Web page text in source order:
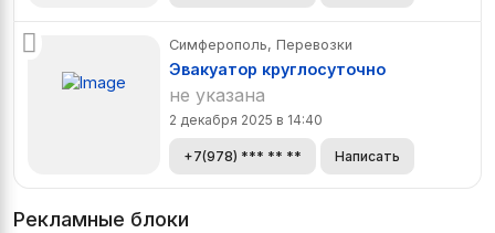
Симферополь, Перевозки
Эвакуатор круглосуточно
не указана
2 декабря 2025 в 14:40
+7(978) *** ** ** Написать
Рекламные блоки